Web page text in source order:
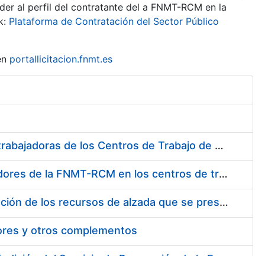
al perfil del contratante del a FNMT-RCM en la
Plataforma de Contratación del Sector Público
portallicitacion.fnmt.es
Suministro de Protectores Auditivos a medida para las personas trabajadoras de los Centros de Trabajo de Madrid y Burgos
Suministro de gafas graduadas antiproyecciones para los trabajadores de la FNMT-RCM en los centros de trabajo de Madrid y Burgos
Servicios de una empresa externa para el asesoramiento y resolución de los recursos de alzada que se presentan relacionados con procesos de selección para la FNMT-RCM
y otros complementos